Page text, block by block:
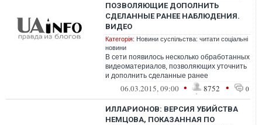
ПОЗВОЛЯЮЩИЕ ДОПОЛНИТЬ
СДЕЛАННЫЕ РАНЕЕ НАБЛЮДЕНИЯ.
ВИДЕО
Категорія: Новини суспільства: читати соціальні
новини
В сети появилось несколько обработанных
видеоматериалов, позволяющих уточнить
и дополнить сделанные ранее
наблюдения
06.03.2015, 09:00 • 8752 • 0
ИЛЛАРИОНОВ: ВЕРСИЯ УБИЙСТВА
НЕМЦОВА, ПОКАЗАННАЯ ПО